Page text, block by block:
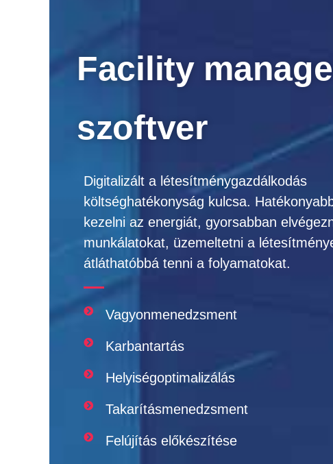
Facility
szoftver
Digitalizált a létesítménygazdálkodás
költséghatékonyság kulcsa.
kezelni az energiát, gyorsabban
munkálatokat, üzemeltetni a
átláthatóbbá tenni a folyamatokat.
Vagyonmenedzsment
Karbantartás
Helyiségoptimalizálás
Takarításmenedzsment
Felújítás előkészítése